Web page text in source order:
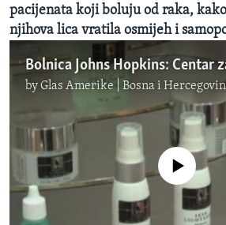
pacijenata koji boluju od raka,
njihova lica vratila osmijeh i
byGlas Amerike | Bosna i
No media source